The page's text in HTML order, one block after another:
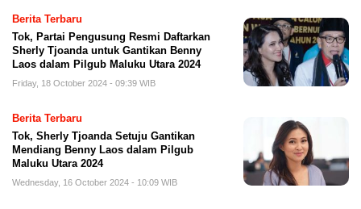
Berita Terbaru
Tok, Partai Pengusung Resmi Daftarkan
Sherly Tjoanda untuk Gantikan Benny
Laos dalam Pilgub Maluku Utara 2024
Friday, 18 October 2024 - 09:39 WIB
Berita Terbaru
Tok, Sherly Tjoanda Setuju Gantikan
Mendiang Benny Laos dalam Pilgub
Maluku Utara 2024
Wednesday, 16 October 2024 - 10:09 WIB